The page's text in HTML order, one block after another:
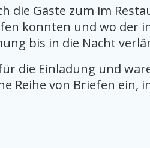
die Gäste zum im
konnten und wo der
bis in die Nacht
die Einladung und
Reihe von Briefen ein,